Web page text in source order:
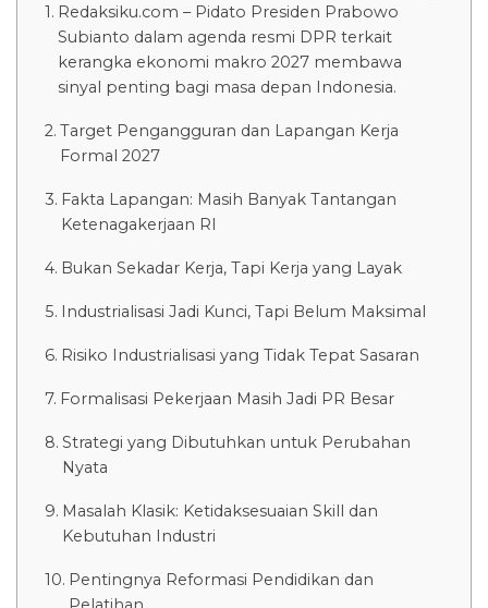
Redaksiku.com – Pidato Presiden Prabowo
Subianto dalam agenda resmi DPR terkait
kerangka ekonomi makro 2027 membawa
sinyal penting bagi masa depan Indonesia.
Target Pengangguran dan Lapangan Kerja
Formal 2027
Fakta Lapangan: Masih Banyak Tantangan
Ketenagakerjaan RI
Bukan Sekadar Kerja, Tapi Kerja yang Layak
Industrialisasi Jadi Kunci, Tapi Belum Maksimal
Risiko Industrialisasi yang Tidak Tepat Sasaran
Formalisasi Pekerjaan Masih Jadi PR Besar
Strategi yang Dibutuhkan untuk Perubahan
Nyata
Masalah Klasik: Ketidaksesuaian Skill dan
Kebutuhan Industri
Pentingnya Reformasi Pendidikan dan